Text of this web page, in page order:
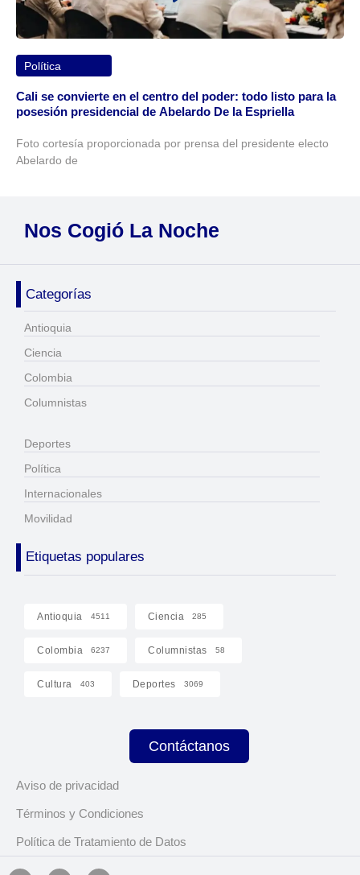
Política
Cali se convierte en el centro del poder: todo listo para la
posesión presidencial de Abelardo De la Espriella
Foto cortesía proporcionada por prensa del presidente electo
Abelardo de
Nos Cogió La Noche
Categorías
Antioquia
Ciencia
Colombia
Columnistas
Deportes
Política
Internacionales
Movilidad
Etiquetas populares
Antioquia 4511 Ciencia 285
Colombia 6237 Columnistas 58
Cultura 403 Deportes 3069
Contáctanos
Aviso de privacidad
Términos y Condiciones
Política de Tratamiento de Datos